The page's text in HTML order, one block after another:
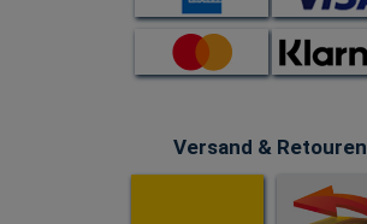
Versand & Retouren